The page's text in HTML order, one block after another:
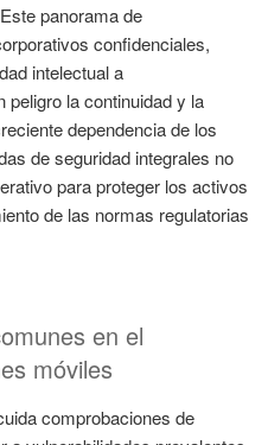
panorama de
confidenciales,
intelectual a
la continuidad y la
dependencia de los
de seguridad integrales no
para proteger los activos
de las normas regulatorias
en el
móviles
comprobaciones de